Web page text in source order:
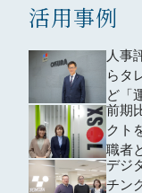
活用事例
人事
らタ
ど「
式会
前期
クト
職者
とを
デジ
チン